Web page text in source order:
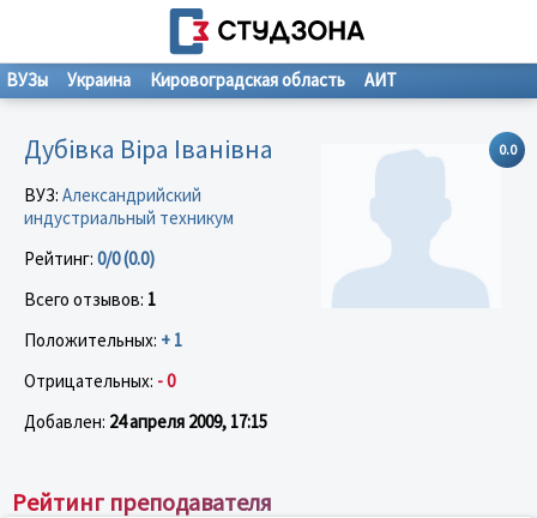
ВУЗы Украина Кировоградская область АИТ
0.0
Дубівка Віра Іванівна
ВУЗ: Александрийский
индустриальный техникум
Рейтинг: 0/0 (0.0)
Всего отзывов: 1
Положительных: + 1
Отрицательных: - 0
Добавлен: 24 апреля 2009, 17:15
Рейтинг преподавателя